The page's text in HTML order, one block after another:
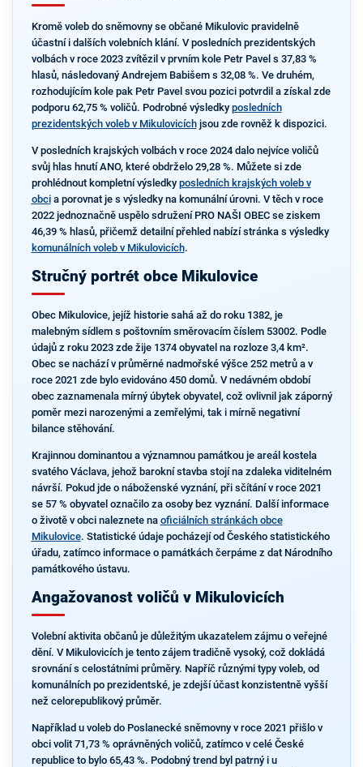
Kromě voleb do sněmovny se občané Mikulovic pravidelně
účastní i dalších volebních klání. V posledních prezidentských
volbách v roce 2023 zvítězil v prvním kole Petr Pavel s 37,83 %
hlasů, následovaný Andrejem Babišem s 32,08 %. Ve druhém,
rozhodujícím kole pak Petr Pavel svou pozici potvrdil a získal zde
podporu 62,75 % voličů. Podrobné výsledky posledních
prezidentských voleb v Mikulovicíchjsou zde rovněž k dispozici.
V posledních krajských volbách v roce 2024 dalo nejvíce voličů
svůj hlas hnutí ANO, které obdrželo 29,28 %. Můžete si zde
prohlédnout kompletní výsledky posledních krajských voleb v
obcia porovnat je s výsledky na komunální úrovni. V těch v roce
2022 jednoznačně uspělo sdružení PRO NAŠI OBEC se ziskem
46,39 % hlasů, přičemž detailní přehled nabízí stránka s výsledky
komunálních voleb v Mikulovicích.
Stručný portrét obce Mikulovice
Obec Mikulovice, jejíž historie sahá až do roku 1382, je
malebným sídlem s poštovním směrovacím číslem 53002. Podle
údajů z roku 2023 zde žije 1374 obyvatel na rozloze 3,4 km².
Obec se nachází v průměrné nadmořské výšce 252 metrů a v
roce 2021 zde bylo evidováno 450 domů. V nedávném období
obec zaznamenala mírný úbytek obyvatel, což ovlivnil jak záporný
poměr mezi narozenými a zemřelými, tak i mírně negativní
bilance stěhování.
Krajinnou dominantou a významnou památkou je areál kostela
svatého Václava, jehož barokní stavba stojí na zdaleka viditelném
návrší. Pokud jde o náboženské vyznání, při sčítání v roce 2021
se 57 % obyvatel označilo za osoby bez vyznání. Další informace
o životě v obci naleznete na oficiálních stránkách obce
Mikulovice. Statistické údaje pocházejí od Českého statistického
úřadu, zatímco informace o památkách čerpáme z dat Národního
památkového ústavu.
Angažovanost voličů v Mikulovicích
Volební aktivita občanů je důležitým ukazatelem zájmu o veřejné
dění. V Mikulovicích je tento zájem tradičně vysoký, což dokládá
srovnání s celostátními průměry. Napříč různými typy voleb, od
komunálních po prezidentské, je zdejší účast konzistentně vyšší
než celorepublikový průměr.
Například u voleb do Poslanecké sněmovny v roce 2021 přišlo v
obci volit 71,73 % oprávněných voličů, zatímco v celé České
republice to bylo 65,43 %. Podobný trend byl patrný i u